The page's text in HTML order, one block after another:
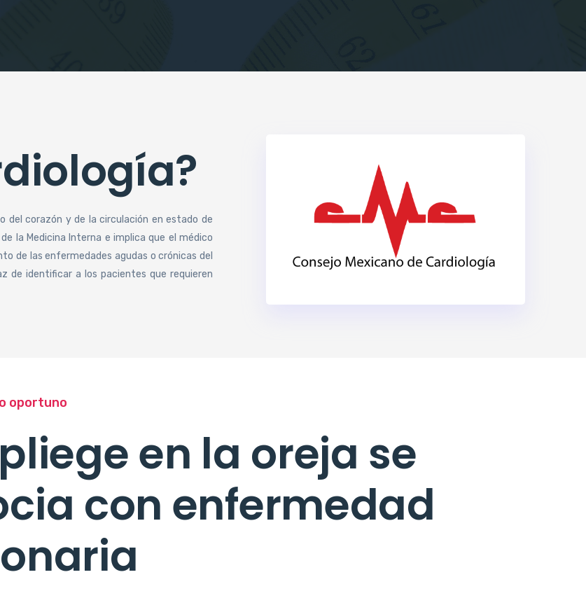
del corazón y de la circulación en estado de
la Medicina Interna e implica que el médico
de las enfermedades agudas o crónicas del
de identificar a los pacientes que requieren
oportuno
en la oreja se
con enfermedad